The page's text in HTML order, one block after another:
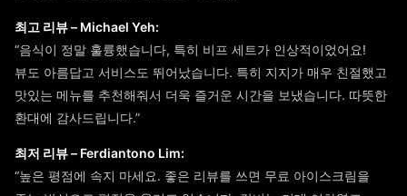
최고 리뷰 – Michael Yeh:
“음식이 정말 훌륭했습니다, 특히 비프 세트가 인상적이었어요!
뷰도 아름답고 서비스도 뛰어났습니다. 특히 지지가 매우 친절했고
맛있는 메뉴를 추천해줘서 더욱 즐거운 시간을 보냈습니다. 따뜻한
환대에 감사드립니다.”
최저 리뷰 – Ferdiantono Lim:
“높은 평점에 속지 마세요. 좋은 리뷰를 쓰면 무료 아이스크림을